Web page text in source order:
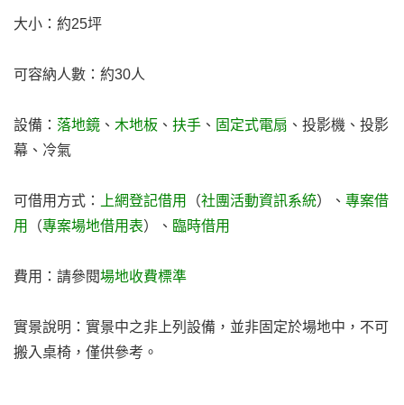
大小：約25坪
可容納人數：約30人
設備： 落地鏡 、 木地板 、 扶手 、 固定式電扇 、投影機、投影
幕、冷氣
可借用方式： 上網登記借用 （社團活動資訊系統）、 專案借
用
（專案場地借用表）、 臨時借用
費用：請參閱場地收費標準
實景說明：實景中之非上列設備，並非固定於場地中，不可
搬入桌椅，僅供參考。